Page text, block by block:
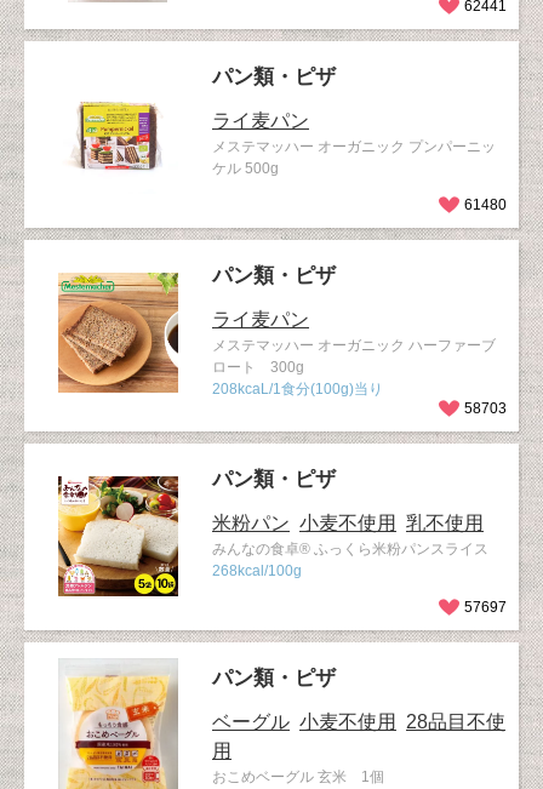
62441
パン類・ピザ
ライ麦パン
メステマッハー オーガニック プンパーニッ
ケル 500g
61480
パン類・ピザ
ライ麦パン
メステマッハー オーガニック ハーファーブ
ロート 300g
208kcaL/1食分(100g)当り
58703
パン類・ピザ
米粉パン 小麦不使用 乳不使用
みんなの食卓® ふっくら米粉パンスライス
268kcal/100g
57697
パン類・ピザ
ベーグル 小麦不使用
28品目不使
用
おこめベーグル 玄米 1個